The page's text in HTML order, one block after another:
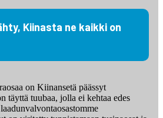
Kiinasta ne kaikki on
on Kiinansetä päässyt
täyttä tuubaa, jolla ei kehtaa edes